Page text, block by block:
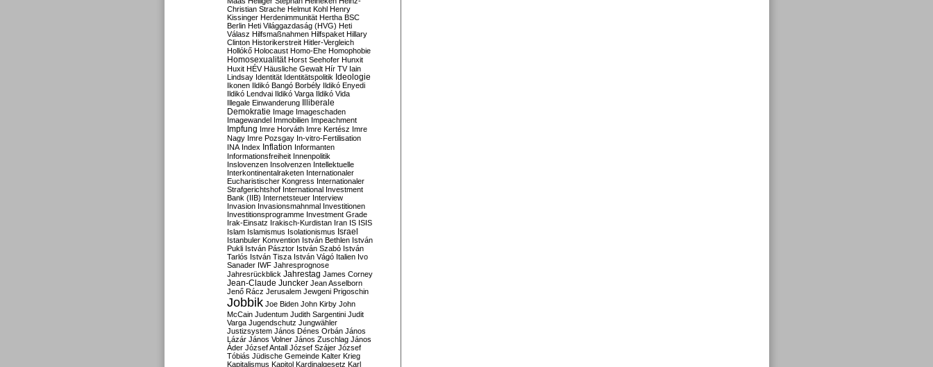
Christian Strache Helmut Kohl Henry
Kissinger Herdenimmunität Hertha BSC
Berlin Heti Világgazdaság (HVG) Heti
Válasz Hilfsmaßnahmen Hilfspaket Hillary
Clinton Historikerstreit Hitler-Vergleich
Hollókő Holocaust Homo-Ehe Homophobie
Homosexualität Horst Seehofer Hunxit
Huxit HÉV Häusliche Gewalt Hír TV Iain
Lindsay Identität Identitätspolitik Ideologie
Ikonen Ildikó Bangó Borbély Ildikó Enyedi
Ildikó Lendvai Ildikó Varga Ildikó Vida
Illegale Einwanderung Illiberale
Demokratie Image Imageschaden
Imagewandel Immobilien Impeachment
Impfung Imre Horváth Imre Kertész Imre
Nagy Imre Pozsgay In-vitro-Fertilisation
INA Index Inflation Informanten
Informationsfreiheit Innenpolitik
Inslovenzen Insolvenzen Intellektuelle
Interkontinentalraketen Internationaler
Eucharistischer Kongress Internationaler
Strafgerichtshof International Investment
Bank (IIB) Internetsteuer Interview
Invasion Invasionsmahnmal Investitionen
Investitionsprogramme Investment Grade
Irak-Einsatz Irakisch-Kurdistan Iran IS ISIS
Islam Islamismus Isolationismus Israel
Istanbuler Konvention István Bethlen István
Pukli István Pásztor István Szabó István
Tarlós István Tisza István Vágó Italien Ivo
Sanader IWF Jahresprognose
Jahresrückblick Jahrestag James Corney
Jean-Claude Juncker Jean Asselborn
Jenő Rácz Jerusalem Jewgeni Prigoschin
Jobbik Joe Biden John Kirby John
McCain Judentum Judith Sargentini Judit
Varga Jugendschutz Jungwähler
Justizsystem János Dénes Orbán János
Lázár János Volner János Zuschlag János
Áder József Antall József Szájer József
Tóbiás Jüdische Gemeinde Kalter Krieg
Kapitalismus Kapitol Kardinalgesetz Karl